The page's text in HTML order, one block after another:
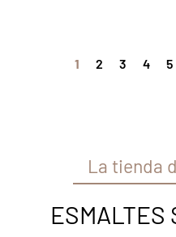
1 2 3 4 5
La tienda
ESMALTES